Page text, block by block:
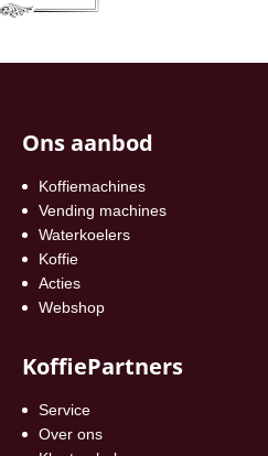
Ons aanbod
Koffiemachines
Vending machines
Waterkoelers
Koffie
Acties
Webshop
KoffiePartners
Service
Over ons